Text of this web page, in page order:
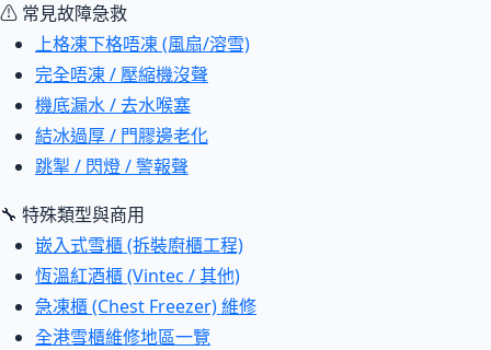
⚠ 常見故障急救
上格凍下格唔凍 (風扇/溶雪)
完全唔凍 / 壓縮機沒聲
機底漏水 / 去水喉塞
結冰過厚 / 門膠邊老化
跳掣 / 閃燈 / 警報聲
🔧 特殊類型與商用
嵌入式雪櫃 (拆裝廚櫃工程)
恆溫紅酒櫃 (Vintec / 其他)
急凍櫃 (Chest Freezer) 維修
全港雪櫃維修地區一覽